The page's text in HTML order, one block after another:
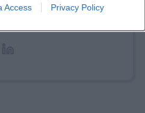
Access Privacy Policy
Spezialisiert auf
von Events und